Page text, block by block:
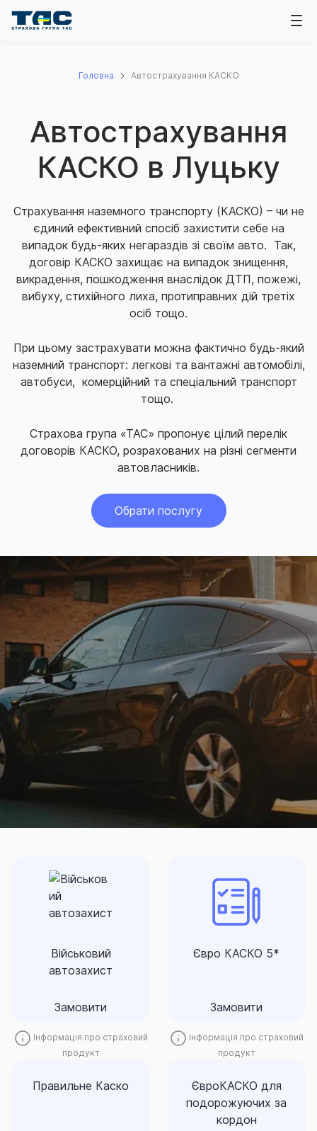
Головна Автострахування КАСКО
Автострахування
КАСКО в Луцьку
Страхування наземного транспорту (КАСКО) – чи не
єдиний ефективний спосіб захистити себе на
випадок будь-яких негараздів зі своїм авто. Так,
договір КАСКО захищає на випадок знищення,
викрадення, пошкодження внаслідок ДТП, пожежі,
вибуху, стихійного лиха, протиправних дій третіх
осіб тощо.
При цьому застрахувати можна фактично будь-який
наземний транспорт: легкові та вантажні автомобілі,
автобуси, комерційний та спеціальний транспорт
тощо.
Страхова група «ТАС» пропонує цілий перелік
договорів КАСКО, розрахованих на різні сегменти
автовласників.
Обрати послугу
Військовий
автозахист
Замовити
Військовий
автозахист
від воєнних ризиків: від
пошкодження до повного
знищення.
Інформація про страховий
продукт
Євро КАСКО 5*
Замовити
Євро КАСКО 5*
Договір «ЄвроКАСКО 5
зірок» – 5 програм
автомобіля за оптимальною
Інформація про страховий
продукт
Правильне Каско
ЄвроКАСКО для
подорожуючих за
кордон
ЄвроКАСКО для
подорожуючих за